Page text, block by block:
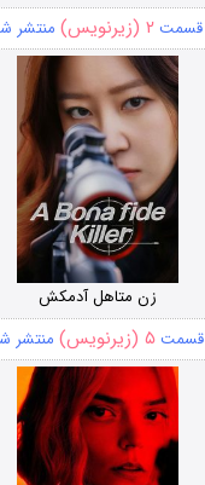
قسمت ۲ (زیرنویس) منتشر
زن متاهل آدمکش
قسمت ۵ (زیرنویس) منتشر